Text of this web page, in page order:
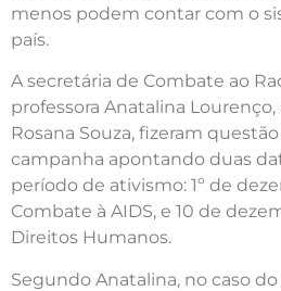
menos podem contar com o
país.
A secretária de Combate ao
professora Anatalina
Rosana Souza, fizeram
campanha apontando duas
período de ativismo: 1º de
Combate à AIDS, e 10 de
Direitos Humanos.
Segundo Anatalina, no caso